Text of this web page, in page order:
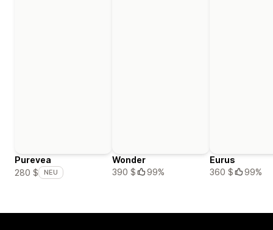
Purevea
280 $
NEU
Wonder
390 $
99%
Eurus
360 $
99%